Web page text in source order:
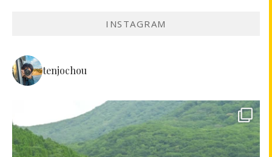
INSTAGRAM
tenjochou